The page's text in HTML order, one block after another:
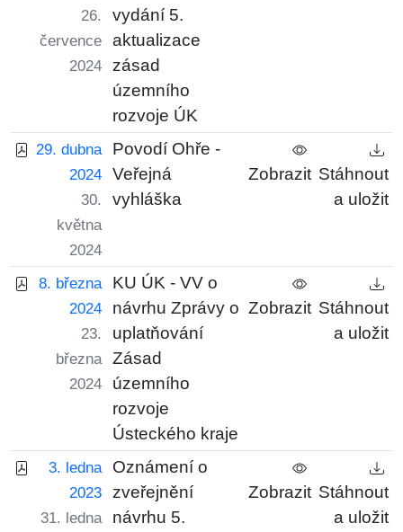
26.
července
2024
vydání 5.
aktualizace
zásad
územního
rozvoje ÚK
29. dubna
2024
30.
května
2024
Povodí Ohře -
Veřejná
vyhláška
Zobrazit Stáhnout
a uložit
8. března
2024
23.
března
2024
KU ÚK - VV o
návrhu Zprávy o
uplatňování
Zásad
územního
rozvoje
Ústeckého kraje
Zobrazit Stáhnout
a uložit
3. ledna
2023
31. ledna
Oznámení o
zveřejnění
návrhu 5.
Zobrazit Stáhnout
a uložit